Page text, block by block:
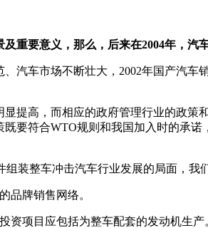
重要意义，那么，后来在2004年，汽
汽车市场不断壮大，2002年国产汽
提高，而相应的政府管理行业的政
要符合WTO规则和我国加入时的承
装整车冲击汽车行业发展的局面，我
品牌销售网络。
资项目应包括为整车配套的发动机生产